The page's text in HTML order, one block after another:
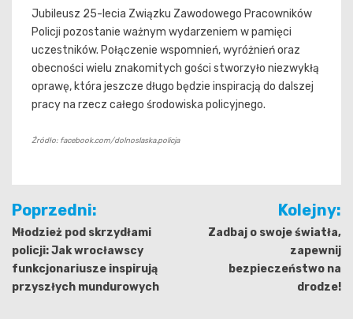
Jubileusz 25-lecia Związku Zawodowego Pracowników
Policji pozostanie ważnym wydarzeniem w pamięci
uczestników. Połączenie wspomnień, wyróżnień oraz
obecności wielu znakomitych gości stworzyło niezwykłą
oprawę, która jeszcze długo będzie inspiracją do dalszej
pracy na rzecz całego środowiska policyjnego.
Źródło: facebook.com/dolnoslaska.policja
Nawigacja
wpisu
Poprzedni:
Młodzież pod skrzydłami
policji: Jak wrocławscy
funkcjonariusze inspirują
przyszłych mundurowych
Kolejny:
Zadbaj o swoje światła,
zapewnij
bezpieczeństwo na
drodze!